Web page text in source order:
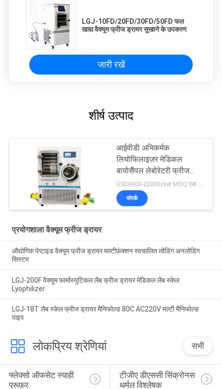
LGJ-10FD/20FD/30FD/50FD फल
खाद्य वैक्यूम फ्रीज ड्रायर सुखाने के उपकरण
जारी रखें
शीर्ष उत्पाद
आईवीडी अभिकर्मक
लियोफिलाइज़र मेडिकल
बायोसैंपल लेबोरेटरी फ्रीज
ड्रायर पायलट इन सीटू
USD8000-22000/set MOQ:एक सेट
संपर्क
प्रयोगशाला वैक्यूम फ्रीज ड्रायर
औद्योगिक पेप्टाइड वैक्यूम फ्रीज ड्रायर मल्टीफ़ंक्शन स्वचालित लोडिंग अनलोडिंग
सिस्टम
LGJ-200F वैक्यूम फार्मास्युटिकल लैब फ्रीज ड्रायर मेडिकल लैब स्केल
Lyophilizer
LGJ-18T लैब स्केल फ्रीज ड्रायर मैनिफोल्ड 80C AC220V मल्टी मैनिफोल्ड
पाइप
लोकप्रिय श्रेणियां सभी
फ्लेक्सो ऑफसेट स्याही
प्रूफ़र
टीजीए डीएससी सिंक्रोनस
थर्मल विश्लेषक